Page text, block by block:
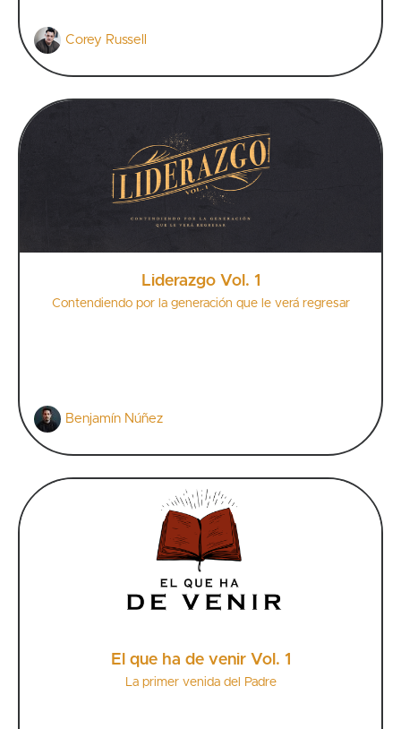
Corey Russell
Liderazgo Vol. 1
Contendiendo por la generación que le verá regresar
Benjamín Núñez
El que ha de venir Vol. 1
La primer venida del Padre